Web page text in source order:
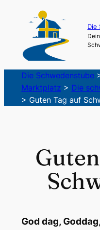
springen
Die
Die Schwedenstube
Marktplatz > Die
> Guten Tag auf
God dag,